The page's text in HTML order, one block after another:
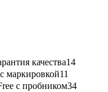
качества14
маркировкой11
с пробником34